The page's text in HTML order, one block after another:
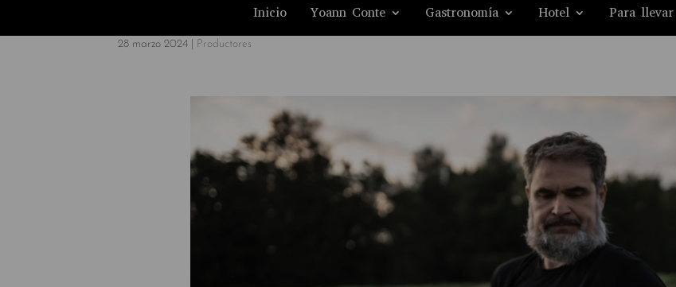
Inicio Yoann Conte Gastronomía Hotel Para llevar
28 marzo 2024| Productores